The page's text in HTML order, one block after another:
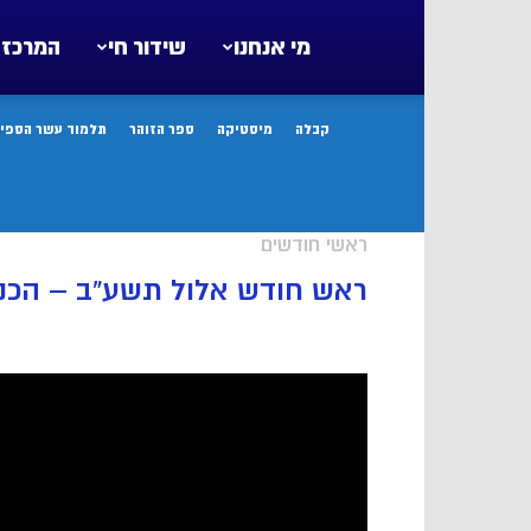
המרכז שידור חי מי אנחנו
קבלה מיסטיקה ספר הזוהר תלמוד עשר
ראשי חודשים
ראש חודש אלול תשע”ב –